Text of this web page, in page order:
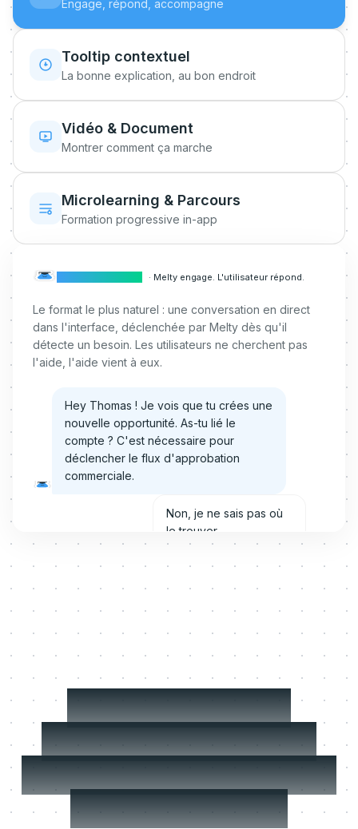
Engage, répond, accompagne
Tooltip contextuel
La bonne explication, au bon endroit
Vidéo & Document
Montrer comment ça marche
Microlearning & Parcours
Formation progressive in-app
· Melty engage. L'utilisateur répond.
Le format le plus naturel : une conversation en direct
dans l'interface, déclenchée par Melty dès qu'il
détecte un besoin. Les utilisateurs ne cherchent pas
l'aide, l'aide vient à eux.
Hey Thomas ! Je vois que tu crées une
nouvelle opportunité. As-tu lié le
compte ? C'est nécessaire pour
déclencher le flux d'approbation
commerciale.
Non, je ne sais pas où
le trouver.
Pas de souci ! Clique sur le champ
'Compte' en haut du formulaire et tape
Plus tard Oui, montre-moi !
Déployez votre
Learning Agent en
moins d'une journée.
Pas en 6 mois.